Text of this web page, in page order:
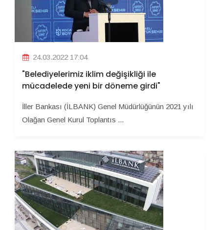
24.03.2022 17:04
"Belediyelerimiz iklim değişikliği ile
mücadelede yeni bir döneme girdi"
İller Bankası (İLBANK) Genel Müdürlüğünün 2021 yılı
Olağan Genel Kurul Toplantıs ...